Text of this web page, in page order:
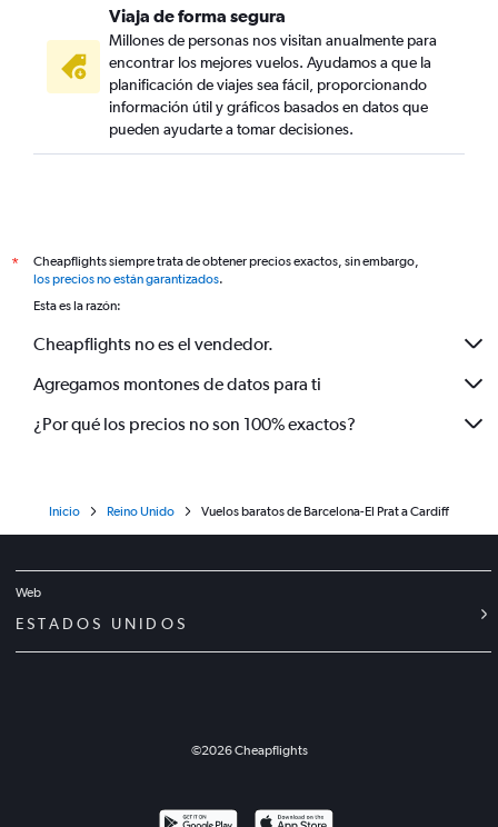
Viaja de forma segura
Millones de personas nos visitan anualmente para
encontrar los mejores vuelos. Ayudamos a que la
planificación de viajes sea fácil, proporcionando
información útil y gráficos basados en datos que
pueden ayudarte a tomar decisiones.
*
Cheapflights siempre trata de obtener precios exactos, sin embargo,
los precios no están garantizados.
Esta es la razón:
Cheapflights no es el vendedor.
Agregamos montones de datos para ti
¿Por qué los precios no son 100% exactos?
Inicio Reino Unido Vuelos baratos de Barcelona-El Prat a Cardiff
Web
ESTADOS UNIDOS
©2026Cheapflights